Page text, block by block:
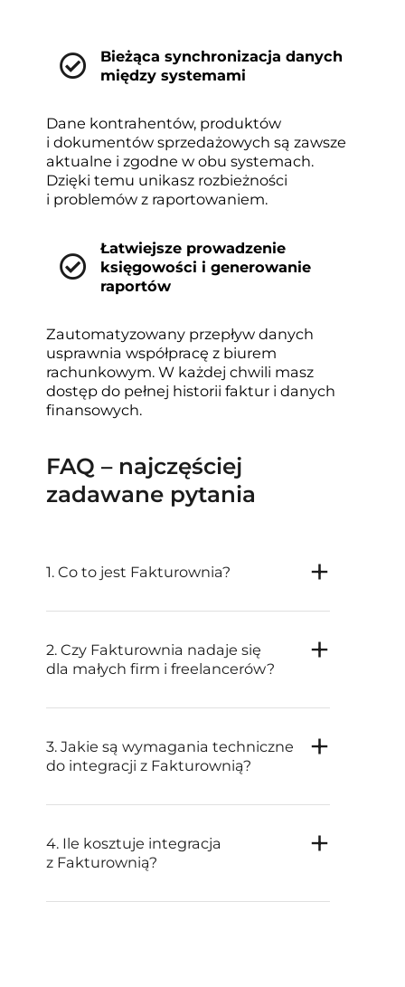
Bieżąca synchronizacja danych
między systemami
Dane kontrahentów, produktów
i dokumentów sprzedażowych są zawsze
aktualne i zgodne w obu systemach.
Dzięki temu unikasz rozbieżności
i problemów z raportowaniem.
Łatwiejsze prowadzenie
księgowości i generowanie
raportów
Zautomatyzowany przepływ danych
usprawnia współpracę z biurem
rachunkowym. W każdej chwili masz
dostęp do pełnej historii faktur i danych
finansowych.
FAQ – najczęściej
zadawane pytania
1. Co to jest Fakturownia?
2. Czy Fakturownia nadaje się
dla małych firm i freelancerów?
3. Jakie są wymagania techniczne
do integracji z Fakturownią?
4. Ile kosztuje integracja
z Fakturownią?